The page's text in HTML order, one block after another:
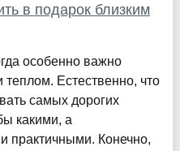
в подарок близким
особенно важно
теплом. Естественно, что
самых дорогих
какими, а
практичными. Конечно,